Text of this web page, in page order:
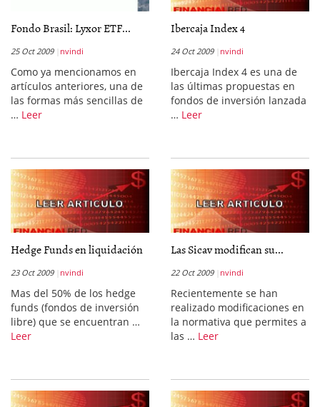
Fondo Brasil: Lyxor ETF...
25 Oct 2009 nvindi
Como ya mencionamos en
artículos anteriores, una de
las formas más sencillas de
… Leer
Ibercaja Index 4
24 Oct 2009 nvindi
Ibercaja Index 4 es una de
las últimas propuestas en
fondos de inversión lanzada
… Leer
Hedge Funds en liquidación
23 Oct 2009 nvindi
Mas del 50% de los hedge
funds (fondos de inversión
libre) que se encuentran …
Leer
Las Sicav modifican su...
22 Oct 2009 nvindi
Recientemente se han
realizado modificaciones en
la normativa que permites a
las … Leer